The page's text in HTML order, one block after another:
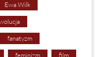
Ewa Wilk
fanatyzm
feminizm film